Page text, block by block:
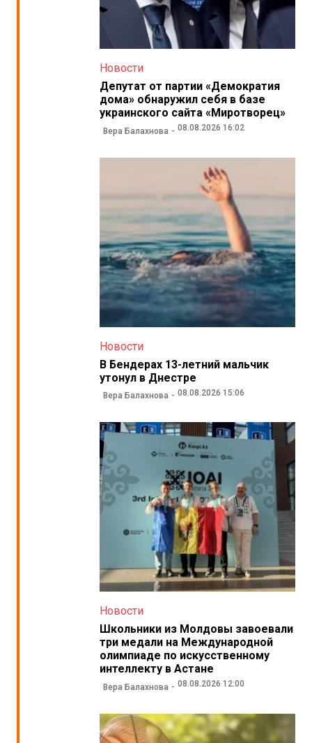
Новости
Депутат от партии «Демократия
дома» обнаружил себя в базе
украинского сайта «Миротворец»
Вера Балахнова 08.08.2026 16:02
Новости
В Бендерах 13-летний мальчик
утонул в Днестре
Вера Балахнова 08.08.2026 15:06
Новости
Школьники из Молдовы завоевали
три медали на Международной
олимпиаде по искусственному
интеллекту в Астане
Вера Балахнова 08.08.2026 12:00